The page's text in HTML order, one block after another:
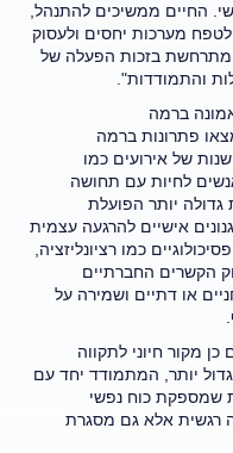
החיים ממשיכים להתנהל,
מערכות יחסים ולעסוק
מתרחשת בזכות הפעלה של
והתמודדות".
ברמה
פתרונות ברמה
של אירועים כמו
לחיות עם תחושה
יותר הפועלת
אישיים להרגעה עצמית
כמו רציונליזציה,
הקשרים החברתיים
או דתיים ושמירה על
מקור חיוני לתקווה
יותר, המתמודד יחד עם
שמספקת כוח נפשי
רגשית אלא גם מסגרת